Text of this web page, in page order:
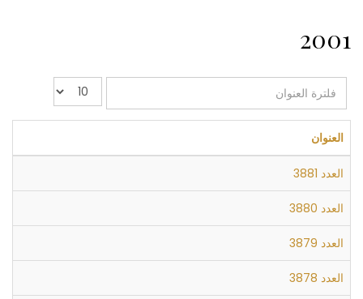
2001
فلترة
العنوان
عدد
الإظهارات:
العنوان
العدد 3881
العدد 3880
العدد 3879
العدد 3878